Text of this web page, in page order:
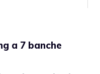
a 7 banche